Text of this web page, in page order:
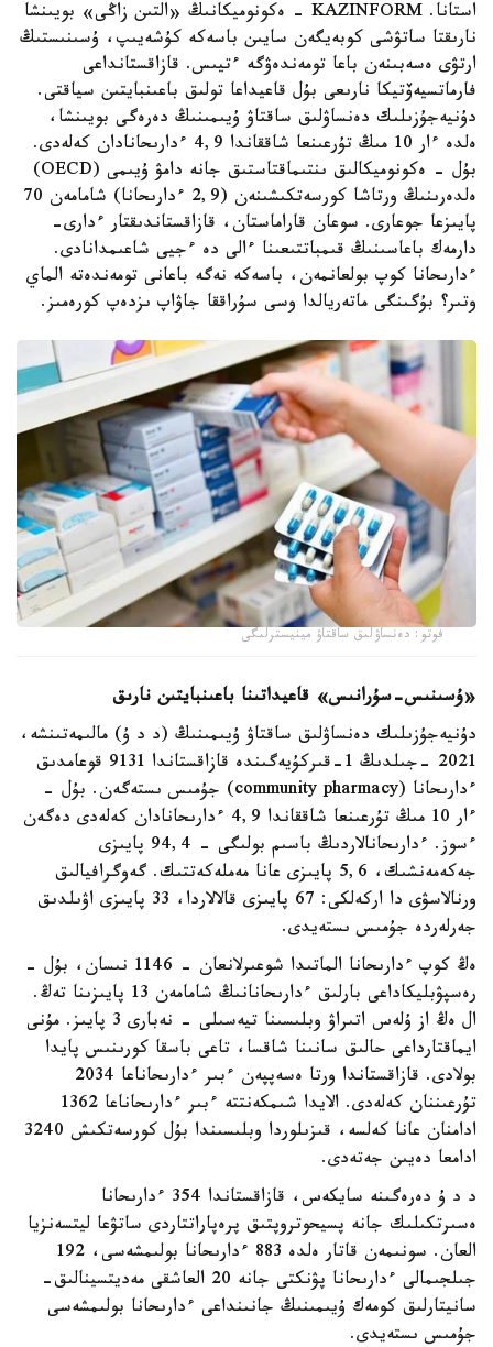
استانا. KAZINFORM - ەكونوميكانىڭ «التىن زاڭى» بويىنشا
نارىقتا ساتۋشى كوبەيگەن سايىن باسەكە كۇشەيىپ، ۇسىنىستىڭ
ارتۋى ەسەبىنەن باعا تومەندەۋگە ءتيىس. قازاقستانداعى
فارماتسيەۆتيكا نارىعى بۇل قاعيداعا تولىق باعىنبايتىن سياقتى.
دۇنيەجۇزىلىك دەنساۋلىق ساقتاۋ ۇيىمىنىڭ دەرەگى بويىنشا،
ەلدە ءار 10 مىڭ تۇرعىنعا شاققاندا 4,9 ءدارىحانادان كەلەدى.
بۇل - ەكونوميكالىق ىنتىماقتاستىق جانە دامۋ ۇيىمى (OECD)
ەلدەرىنىڭ ورتاشا كورسەتكىشىنەن (2,9 ءدارىحانا) شامامەن 70
پايىزعا جوعارى. سوعان قاراماستان، قازاقستاندىقتار ءدارى-
دارمەك باعاسىنىڭ قىمباتتىعىنا ءالى دە ءجيى شاعىمدانادى.
ءدارىحانا كوپ بولعانمەن، باسەكە نەگە باعانى تومەندەتە الماي
وتىر؟ بۇگىنگى ماتەريالدا وسى سۇراققا جاۋاپ ىزدەپ كورەمىز.
فوتو: دەنساۋلىق ساقتاۋ مينيسترلىگى
«ۇسىنىس-سۇرانىس» قاعيداتىنا باعىنبايتىن نارىق
دۇنيەجۇزىلىك دەنساۋلىق ساقتاۋ ۇيىمىنىڭ (د د ۇ) مالىمەتىنشە،
2021 -جىلدىڭ 1-قىركۇيەگىندە قازاقستاندا 9131 قوعامدىق
ءدارىحانا (community pharmacy) جۇمىس ىستەگەن. بۇل -
ءار 10 مىڭ تۇرعىنعا شاققاندا 4,9 ءدارىحانادان كەلەدى دەگەن
ءسوز. ءدارىحانالاردىڭ باسىم بولىگى - 94,4 پايىزى
جەكەمەنشىك، 5,6 پايىزى عانا مەملەكەتتىك. گەوگرافيالىق
ورنالاسۋى دا اركەلكى: 67 پايىزى قالالاردا، 33 پايىزى اۋىلدىق
جەرلەردە جۇمىس ىستەيدى.
ەڭ كوپ ءدارىحانا الماتىدا شوعىرلانعان - 1146 نىسان، بۇل -
رەسپۋبليكاداعى بارلىق ءدارىحانانىڭ شامامەن 13 پايىزىنا تەڭ.
ال ەڭ از ۇلەس اتىراۋ وبلىسىنا تيەسىلى - نەبارى 3 پايىز. مۇنى
ايماقتارداعى حالىق سانىنا شاقسا، تاعى باسقا كورىنىس پايدا
بولادى. قازاقستاندا ورتا ەسەپپەن ءبىر ءدارىحاناعا 2034
تۇرعىننان كەلەدى. الايدا شىمكەنتتە ءبىر ءدارىحاناعا 1362
ادامنان عانا كەلسە، قىزىلوردا وبلىسىندا بۇل كورسەتكىش 3240
ادامعا دەيىن جەتەدى.
د د ۇ دەرەگىنە سايكەس، قازاقستاندا 354 ءدارىحانا
ەسىرتكىلىك جانە پسيحوتروپتىق پرەپاراتتاردى ساتۋعا ليتسەنزيا
العان. سونىمەن قاتار ەلدە 883 ءدارىحانا بولىمشەسى، 192
جىلجىمالى ءدارىحانا پۋنكتى جانە 20 العاشقى مەديتسينالىق-
سانيتارلىق كومەك ۇيىمىنىڭ جانىنداعى ءدارىحانا بولىمشەسى
جۇمىس ىستەيدى.